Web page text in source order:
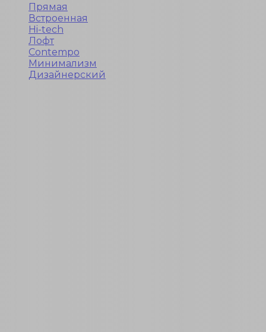
Прямая
Встроенная
Hi-tech
Лофт
Contempo
Минимализм
Дизайнерский